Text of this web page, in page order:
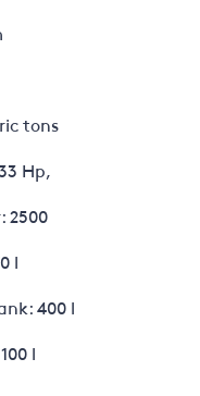
tons
Hp,
2500
l
400 l
l